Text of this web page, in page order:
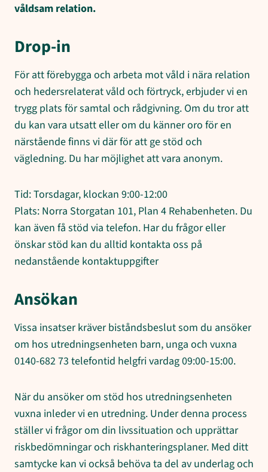
våldsam relation.
Drop-in
För att förebygga och arbeta mot våld i nära relation
och hedersrelaterat våld och förtryck, erbjuder vi en
trygg plats för samtal och rådgivning. Om du tror att
du kan vara utsatt eller om du känner oro för en
närstående finns vi där för att ge stöd och
vägledning. Du har möjlighet att vara anonym.
Tid: Torsdagar, klockan 9:00-12:00
Plats: Norra Storgatan 101, Plan 4 Rehabenheten. Du
kan även få stöd via telefon. Har du frågor eller
önskar stöd kan du alltid kontakta oss på
nedanstående kontaktuppgifter
Ansökan
Vissa insatser kräver biståndsbeslut som du ansöker
om hos utredningsenheten barn, unga och vuxna
0140-682 73 telefontid helgfri vardag 09:00-15:00.
När du ansöker om stöd hos utredningsenheten
vuxna inleder vi en utredning. Under denna process
ställer vi frågor om din livssituation och upprättar
riskbedömningar och riskhanteringsplaner. Med ditt
samtycke kan vi också behöva ta del av underlag och